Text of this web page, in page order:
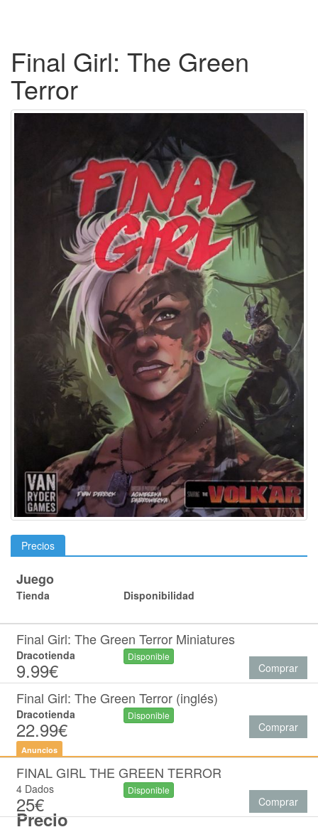
Final Girl: The Green
Terror
Precios
Juego
Tienda
Precio
Disponibilidad
Final Girl: The Green Terror Miniatures
Dracotienda
9.99€
Disponible
Comprar
Final Girl: The Green Terror (inglés)
Dracotienda
22.99€
Disponible
Comprar
Anuncios
FINAL GIRL THE GREEN TERROR
4 Dados
25€
Disponible
Comprar